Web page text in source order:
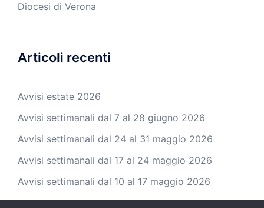
Diocesi di Verona
Articoli recenti
Avvisi estate 2026
Avvisi settimanali dal 7 al 28 giugno 2026
Avvisi settimanali dal 24 al 31 maggio 2026
Avvisi settimanali dal 17 al 24 maggio 2026
Avvisi settimanali dal 10 al 17 maggio 2026